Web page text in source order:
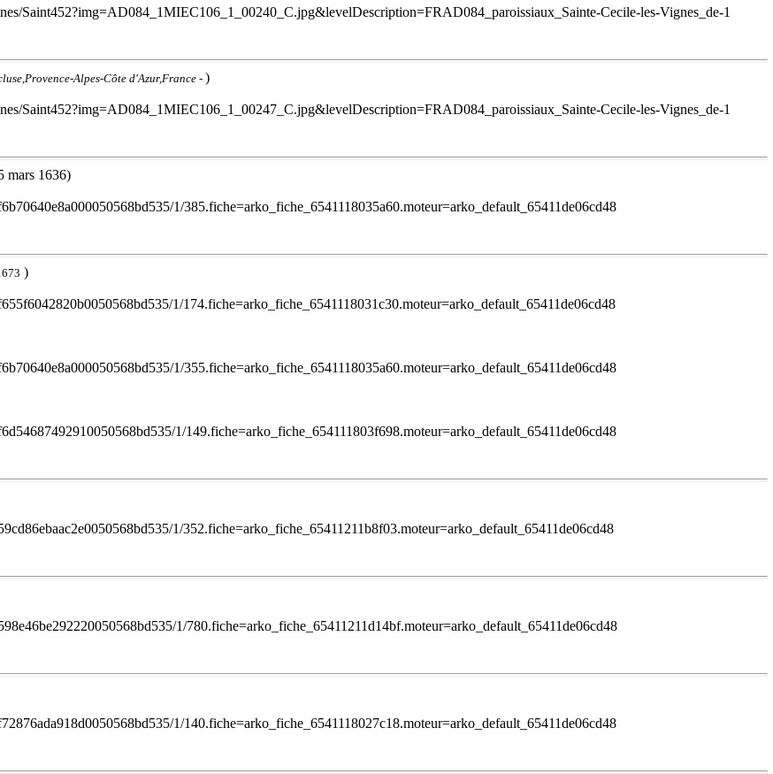
Saint452?img=AD084_1MIEC106_1_00240_C.jpg&levelDescription=FRAD084_paroissiaux_Sainte-Cecile-les-Vignes_de-1
Alpes-Côte d'Azur,France- )
Saint452?img=AD084_1MIEC106_1_00247_C.jpg&levelDescription=FRAD084_paroissiaux_Sainte-Cecile-les-Vignes_de-1
mars 1636)
1/385.fiche=arko_fiche_6541118035a60.moteur=arko_default_65411de06cd48
)
1/174.fiche=arko_fiche_6541118031c30.moteur=arko_default_65411de06cd48
1/355.fiche=arko_fiche_6541118035a60.moteur=arko_default_65411de06cd48
1/149.fiche=arko_fiche_654111803f698.moteur=arko_default_65411de06cd48
1/352.fiche=arko_fiche_65411211b8f03.moteur=arko_default_65411de06cd48
1/780.fiche=arko_fiche_65411211d14bf.moteur=arko_default_65411de06cd48
1/140.fiche=arko_fiche_6541118027c18.moteur=arko_default_65411de06cd48